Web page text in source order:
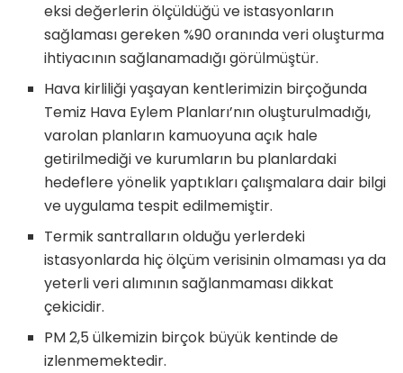
eksi değerlerin ölçüldüğü ve istasyonların
sağlaması gereken %90 oranında veri oluşturma
ihtiyacının sağlanamadığı görülmüştür.
Hava kirliliği yaşayan kentlerimizin birçoğunda
Temiz Hava Eylem Planları’nın oluşturulmadığı,
varolan planların kamuoyuna açık hale
getirilmediği ve kurumların bu planlardaki
hedeflere yönelik yaptıkları çalışmalara dair bilgi
ve uygulama tespit edilmemiştir.
Termik santralların olduğu yerlerdeki
istasyonlarda hiç ölçüm verisinin olmaması ya da
yeterli veri alımının sağlanmaması dikkat
çekicidir.
PM 2,5 ülkemizin birçok büyük kentinde de
izlenmemektedir.